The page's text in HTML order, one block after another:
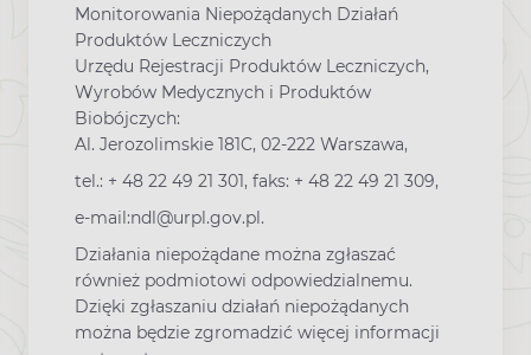
Monitorowania Niepożądanych Działań
Produktów Leczniczych
Urzędu Rejestracji Produktów Leczniczych,
Wyrobów Medycznych i Produktów
Biobójczych:
Al. Jerozolimskie 181C, 02-222 Warszawa,
tel.: + 48 22 49 21 301, faks: + 48 22 49 21 309,
e-mail:ndl@urpl.gov.pl.
Działania niepożądane można zgłaszać
również podmiotowi odpowiedzialnemu.
Dzięki zgłaszaniu działań niepożądanych
można będzie zgromadzić więcej informacji